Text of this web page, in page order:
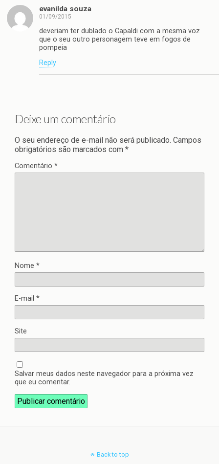
evanilda souza
01/09/2015
deveriam ter dublado o Capaldi com a mesma voz
que o seu outro personagem teve em fogos de
pompeia
Reply
Deixe um comentário
O seu endereço de e-mail não será publicado. Campos
obrigatórios são marcados com *
Comentário *
Nome *
E-mail *
Site
Salvar meus dados neste navegador para a próxima vez
que eu comentar.
Back to top